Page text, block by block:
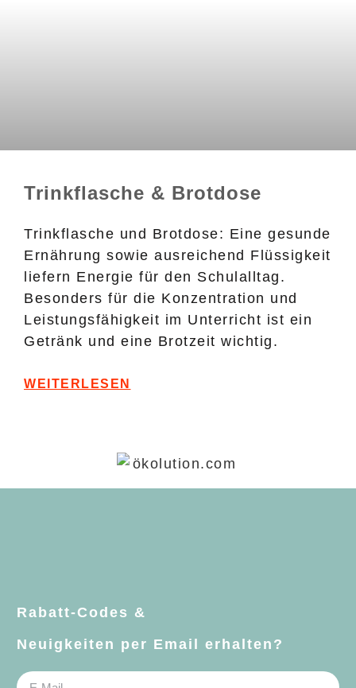
Trinkflasche & Brotdose
Trinkflasche und Brotdose: Eine gesunde
Ernährung sowie ausreichend Flüssigkeit
liefern Energie für den Schulalltag.
Besonders für die Konzentration und
Leistungsfähigkeit im Unterricht ist ein
Getränk und eine Brotzeit wichtig.
WEITERLESEN
Rabatt-Codes &
Neuigkeiten per Email erhalten?